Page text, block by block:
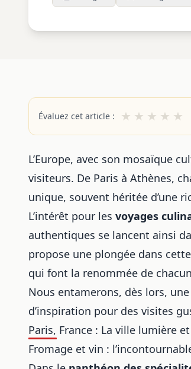
Évaluez cet article : ★ ★ ★ ★ ★
L’Europe, avec son mosaïque
visiteurs. De Paris à Athènes,
unique, souvent héritée d’une
L’intérêt pour les voyages
authentiques se lancent ainsi
propose une plongée dans
qui font la renommée de
Nous entamerons, dès lors,
d’inspiration pour des visites
Paris, France : La ville lumière
Fromage et vin :